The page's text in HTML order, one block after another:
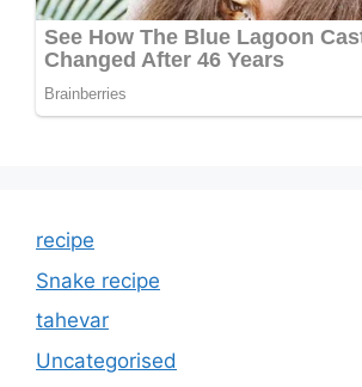
recipe
Snake recipe
tahevar
Uncategorised